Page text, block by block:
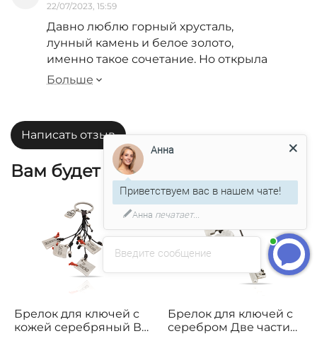
22/07/2023, 15:59
Давно люблю горный хрусталь,
лунный камень и белое золото,
именно такое сочетание. Но открыла
для себя здесь потрясающий сотуар
пробы. Достойная альтернатива по
красоте и оригинальности. Цена
особо порадовала. Доставка по
Москве была на следующий день.
Больше
Написать отзыв
Вам будет интересно
Брелок для ключей с
кожей серебряный В
Брелок для ключей с
серебром Две части
Введите сообщение
Анна
Приветствуем вас в нашем чате!
Анна печатает...